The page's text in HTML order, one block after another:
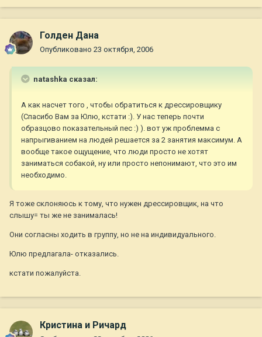
Голден Дана
Опубликовано 23 октября, 2006
natashka сказал:
А как насчет того , чтобы обратиться к дрессировщику
(Спасибо Вам за Юлю, кстати :). У нас теперь почти
образцово показательный пес :) ). вот уж проблемма с
напрыгиванием на людей решается за 2 занятия максимум. А
вообще такое ощущение, что люди просто не хотят
заниматься собакой, ну или просто непонимают, что это им
необходимо.
Я тоже склоняюсь к тому, что нужен дрессировщик, на что
слышу= ты же не занималась!
Они согласны ходить в группу, но не на индивидуального.
Юлю предлагала- отказались.
кстати пожалуйста.
Кристина и Ричард